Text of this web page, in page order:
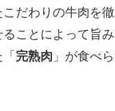
だわりの牛肉を
ることによって旨
完熟肉 」が食べ